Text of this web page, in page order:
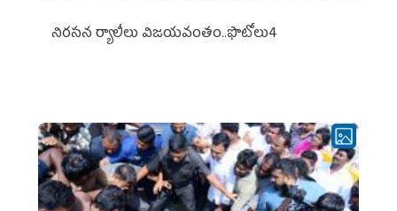
నిర‌స‌న ర్యాలీలు విజ‌య‌వంతం..ఫొటోలు4